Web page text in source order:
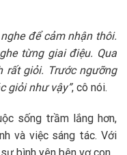
để cảm nhận thôi.
từng giai điệu. Qua
rất giỏi. Trước ngưỡng
giỏi như vậy”, cô nói.
sống trầm lắng hơn,
và việc sáng tác. Với